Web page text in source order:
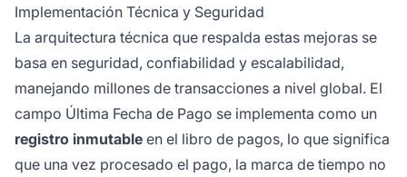
Implementación Técnica y Seguridad
La arquitectura técnica que respalda estas mejoras se
basa en seguridad, confiabilidad y escalabilidad,
manejando millones de transacciones a nivel global. El
campo Última Fecha de Pago se implementa como un
registro inmutable en el libro de pagos, lo que significa
que una vez procesado el pago, la marca de tiempo no